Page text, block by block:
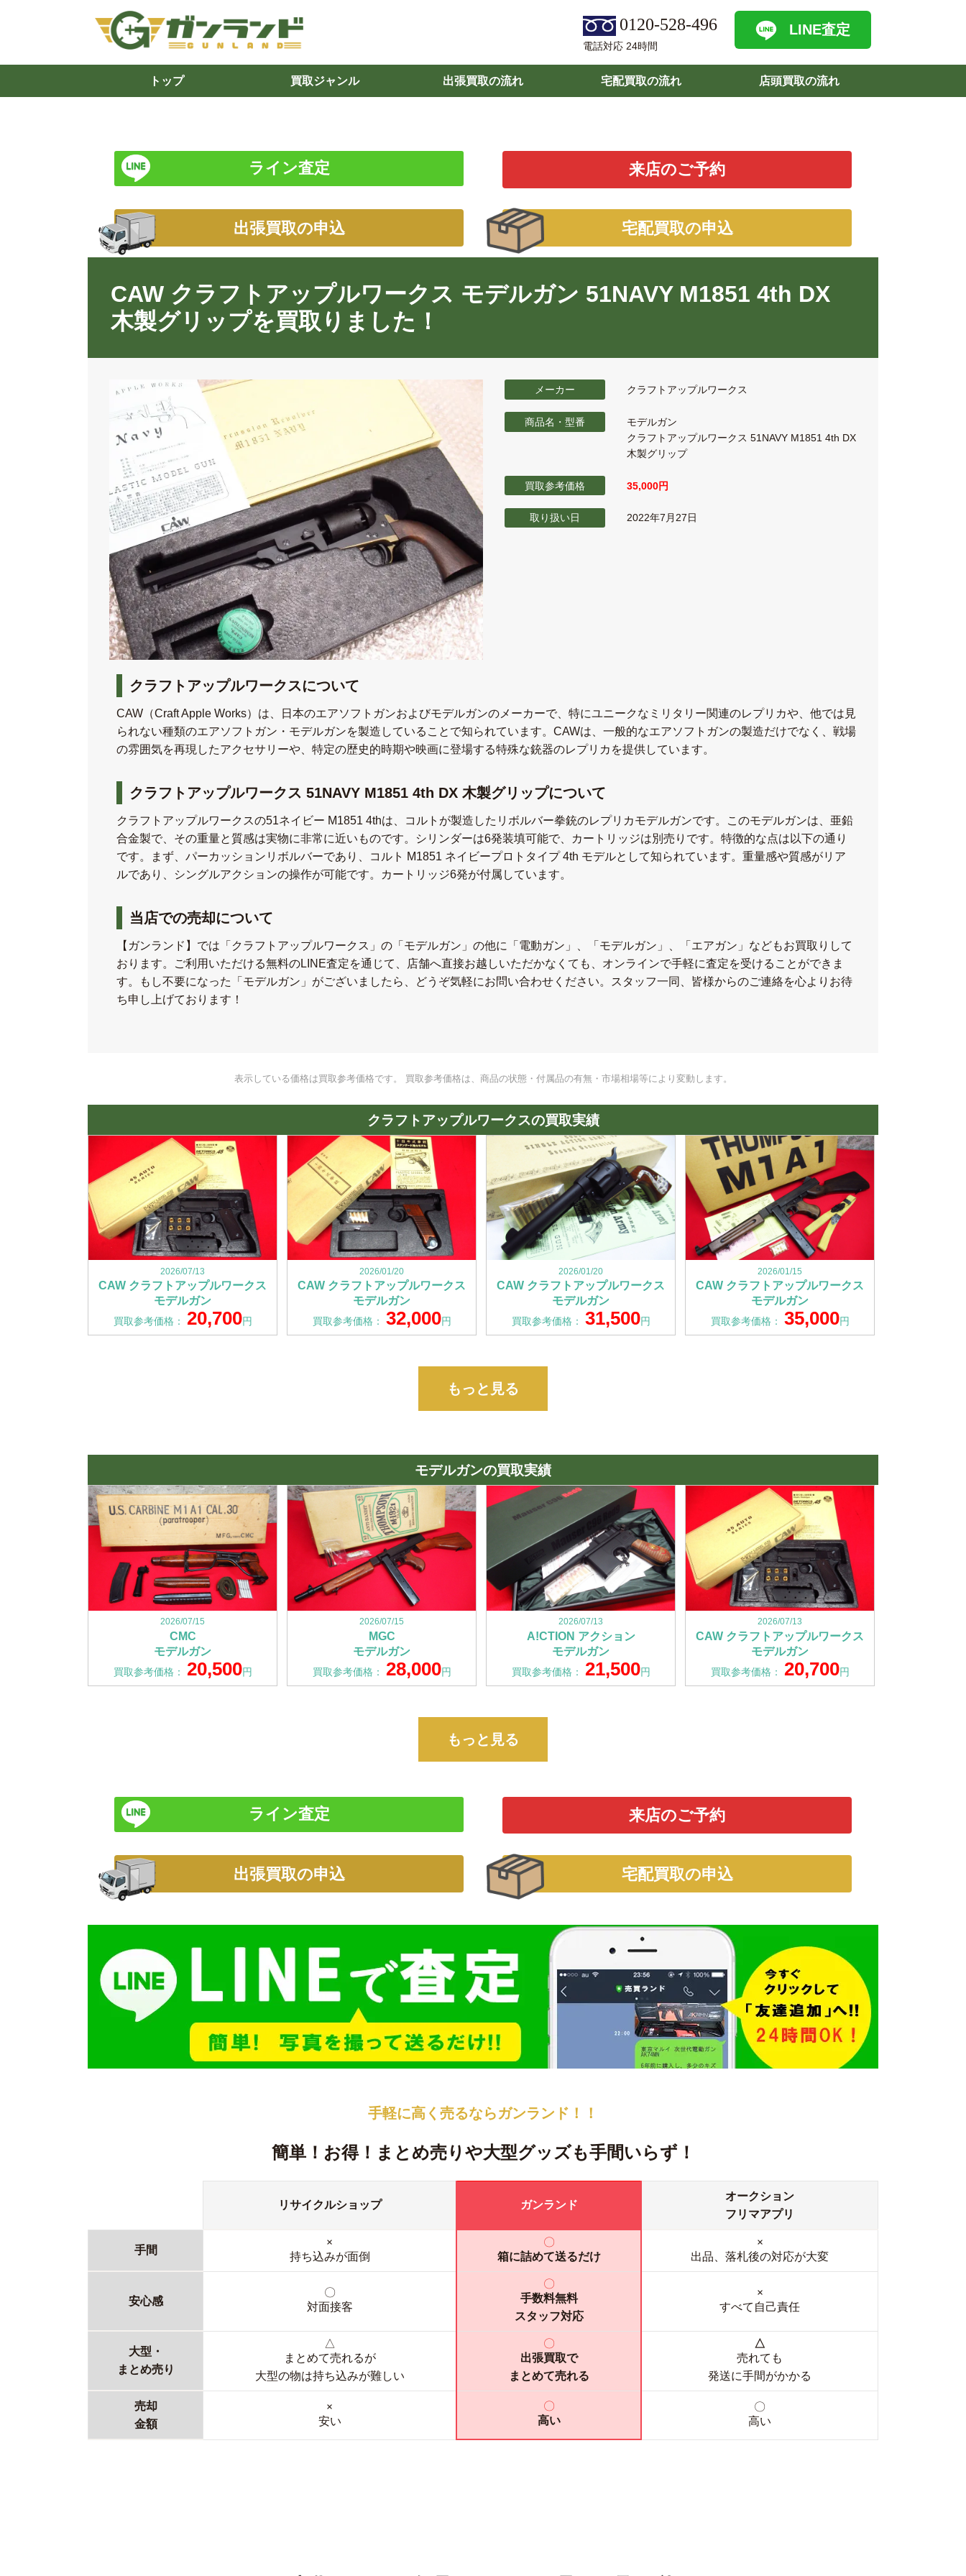
0120-528-496
電話対応 24時間
LINE査定
トップ 買取ジャンル 出張買取の流れ 宅配買取の流れ 店頭買取の流れ
ライン査定 来店のご予約
出張買取の申込 宅配買取の申込
CAW クラフトアップルワークス モデルガン 51NAVY M1851 4th DX
木製グリップを買取りました！
メーカー クラフトアップルワークス
商品名・型番
モデルガン
クラフトアップルワークス 51NAVY M1851 4th DX
木製グリップ
買取参考価格 35,000円
取り扱い日 2022年7月27日
クラフトアップルワークスについて
CAW（Craft Apple Works）は、日本のエアソフトガンおよびモデルガンのメーカーで、特にユニークなミリタリー関連のレプリカや、他では見
られない種類のエアソフトガン・モデルガンを製造していることで知られています。CAWは、一般的なエアソフトガンの製造だけでなく、戦場
の雰囲気を再現したアクセサリーや、特定の歴史的時期や映画に登場する特殊な銃器のレプリカを提供しています。
クラフトアップルワークス 51NAVY M1851 4th DX 木製グリップについて
クラフトアップルワークスの51ネイビー M1851 4thは、コルトが製造したリボルバー拳銃のレプリカモデルガンです。このモデルガンは、亜鉛
合金製で、その重量と質感は実物に非常に近いものです。シリンダーは6発装填可能で、カートリッジは別売りです。特徴的な点は以下の通り
です。まず、パーカッションリボルバーであり、コルト M1851 ネイビープロトタイプ 4th モデルとして知られています。重量感や質感がリア
ルであり、シングルアクションの操作が可能です。カートリッジ6発が付属しています。
当店での売却について
【ガンランド】では「クラフトアップルワークス」の「モデルガン」の他に「電動ガン」、「モデルガン」、「エアガン」などもお買取りして
おります。ご利用いただける無料のLINE査定を通じて、店舗へ直接お越しいただかなくても、オンラインで手軽に査定を受けることができま
す。もし不要になった「モデルガン」がございましたら、どうぞ気軽にお問い合わせください。スタッフ一同、皆様からのご連絡を心よりお待
ち申し上げております！
表示している価格は買取参考価格です。 買取参考価格は、商品の状態・付属品の有無・市場相場等により変動します。
クラフトアップルワークスの買取実績
2026/07/13
CAW クラフトアップルワークス
モデルガン
買取参考価格： 20,700円
2026/01/20
CAW クラフトアップルワークス
モデルガン
買取参考価格： 32,000円
2026/01/20
CAW クラフトアップルワークス
モデルガン
買取参考価格： 31,500円
2026/01/15
CAW クラフトアップルワークス
モデルガン
買取参考価格： 35,000円
もっと見る
モデルガンの買取実績
2026/07/15
CMC
モデルガン
買取参考価格： 20,500円
2026/07/15
MGC
モデルガン
買取参考価格： 28,000円
2026/07/13
A!CTION アクション
モデルガン
買取参考価格： 21,500円
2026/07/13
CAW クラフトアップルワークス
モデルガン
買取参考価格： 20,700円
もっと見る
ライン査定 来店のご予約
出張買取の申込 宅配買取の申込
手軽に高く売るならガンランド！！
簡単！お得！ まとめ売りや大型グッズも手間いらず！
リサイクルショップ ガンランド
オークション
フリマアプリ
手間
×
持ち込みが面倒
〇
箱に詰めて送るだけ
×
出品、落札後の対応が大変
安心感
〇
対面接客
〇
手数料無料
スタッフ対応
×
すべて自己責任
大型・
まとめ売り
△
まとめて売れるが
大型の物は持ち込みが難しい
〇
出張買取で
まとめて売れる
△
売れても
発送に手間がかかる
売却
金額
×
安い
〇
高い
〇
高い